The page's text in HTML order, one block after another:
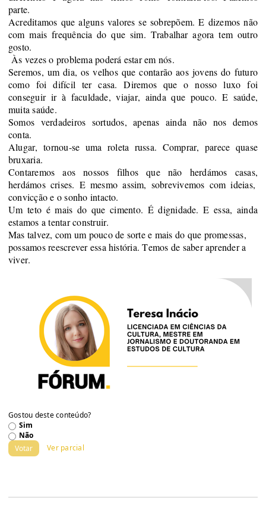
parte.
Acreditamos que alguns valores se sobrepõem. E dizemos não
com mais frequência do que sim. Trabalhar agora tem outro
gosto.
Às vezes o problema poderá estar em nós.
Seremos, um dia, os velhos que contarão aos jovens do futuro
como foi difícil ter casa. Diremos que o nosso luxo foi
conseguir ir à faculdade, viajar, ainda que pouco. E saúde,
muita saúde.
Somos verdadeiros sortudos, apenas ainda não nos demos
conta.
Alugar, tornou-se uma roleta russa. Comprar, parece quase
bruxaria.
Contaremos aos nossos filhos que não herdámos casas,
herdámos crises. E mesmo assim, sobrevivemos com ideias,
convicção e o sonho intacto.
Um teto é mais do que cimento. É dignidade. E essa, ainda
estamos a tentar construir.
Mas talvez, com um pouco de sorte e mais do que promessas,
possamos reescrever essa história.Temos de saber aprender a
viver.
Gostou deste conteúdo?
Sim
Não
Votar
Ver parcial